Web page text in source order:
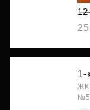
12
1-
ЖК